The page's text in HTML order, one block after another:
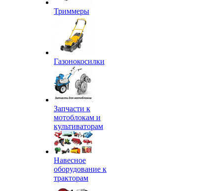
Триммеры
Газонокосилки
Запчасти к
мотоблокам и
культиваторам
Навесное
оборудование к
тракторам